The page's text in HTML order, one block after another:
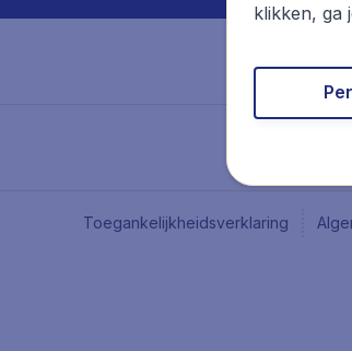
Toegankelijkheidsverklaring
klikken, ga